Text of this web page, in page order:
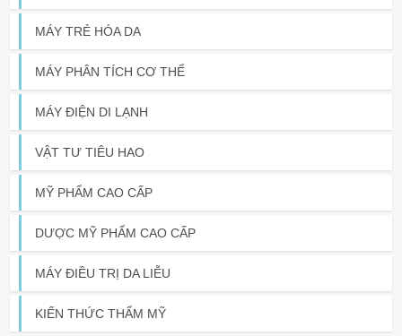
MÁY TRẺ HÓA DA
MÁY PHÂN TÍCH CƠ THỂ
MÁY ĐIỆN DI LẠNH
VẬT TƯ TIÊU HAO
MỸ PHẨM CAO CẤP
DƯỢC MỸ PHẨM CAO CẤP
MÁY ĐIỀU TRỊ DA LIỄU
KIẾN THỨC THẨM MỸ